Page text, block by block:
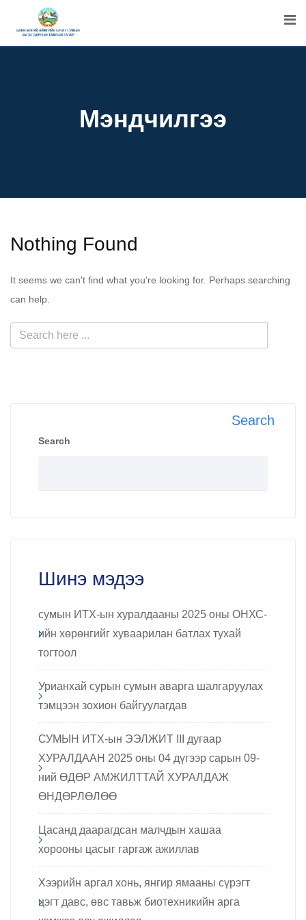
content
Мэндчилгээ
Nothing Found
It seems we can't find what you're looking for. Perhaps searching
can help.
Search
Search
Шинэ мэдээ
сумын ИТХ-ын хуралдааны 2025 оны ОНХС-
ийн хөрөнгийг хуваарилан батлах тухай
тогтоол
Урианхай сурын сумын аварга шалгаруулах
тэмцээн зохион байгуулагдав
СУМЫН ИТХ-ын ЭЭЛЖИТ III дугаар
ХУРАЛДААН 2025 оны 04 дүгээр сарын 09-
ний ӨДӨР АМЖИЛТТАЙ ХУРАЛДАЖ
ӨНДӨРЛӨЛӨӨ
Цасанд даарагдсан малчдын хашаа
хорооны цасыг гаргаж ажиллав
Хээрийн аргал хонь, янгир ямааны сүрэгт
цэгт давс, өвс тавьж биотехникийн арга